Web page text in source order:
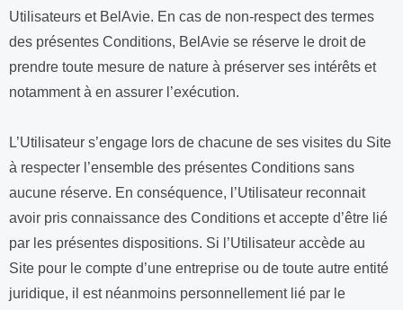
Utilisateurs et BelAvie. En cas de non-respect des termes
des présentes Conditions, BelAvie se réserve le droit de
prendre toute mesure de nature à préserver ses intérêts et
notamment à en assurer l’exécution.
L’Utilisateur s’engage lors de chacune de ses visites du Site
à respecter l’ensemble des présentes Conditions sans
aucune réserve. En conséquence, l’Utilisateur reconnait
avoir pris connaissance des Conditions et accepte d’être lié
par les présentes dispositions. Si l’Utilisateur accède au
Site pour le compte d’une entreprise ou de toute autre entité
juridique, il est néanmoins personnellement lié par le